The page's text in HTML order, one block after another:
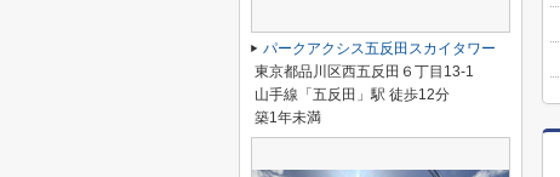
パークアクシス五反田スカイタワー
東京都品川区西五反田６丁目13-1
山手線「五反田」駅 徒歩12分
築1年未満